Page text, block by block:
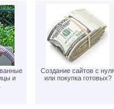
и
Создание сайтов с
или покупка готовых?